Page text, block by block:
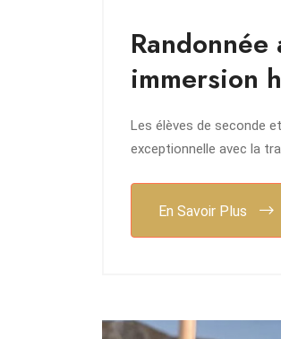
immersion
Les élèves de seconde
exceptionnelle avec la
En Savoir Plus